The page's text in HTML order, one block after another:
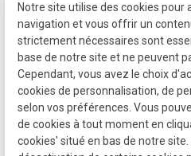
Liens
Le
Les
L'acte
Convention de
Notre site utilise des cookies
navigation et vous offrir un
strictement nécessaires sont
base de notre site et ne peuvent
Cependant, vous avez le choix
cookies de personnalisation, de
selon vos préférences. Vous
de cookies à tout moment en
cookies' situé en bas de notre